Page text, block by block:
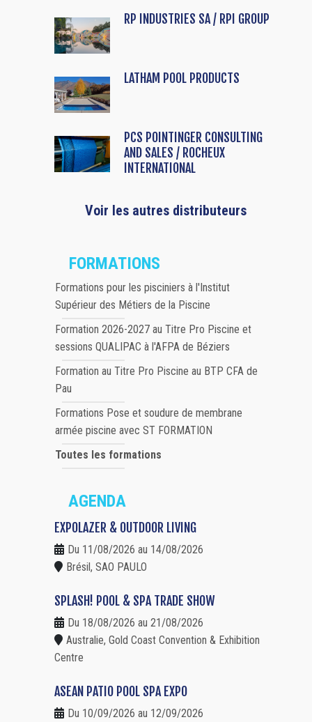
RP INDUSTRIES SA / RPI GROUP
LATHAM POOL PRODUCTS
PCS POINTINGER CONSULTING
AND SALES / ROCHEUX
INTERNATIONAL
Voir les autres distributeurs
FORMATIONS
Formations pour les pisciniers à l'Institut
Supérieur des Métiers de la Piscine
Formation 2026-2027 au Titre Pro Piscine et
sessions QUALIPAC à l'AFPA de Béziers
Formation au Titre Pro Piscine au BTP CFA de
Pau
Formations Pose et soudure de membrane
armée piscine avec ST FORMATION
Toutes les formations
AGENDA
EXPOLAZER & OUTDOOR LIVING
Du 11/08/2026 au 14/08/2026
Brésil, SAO PAULO
SPLASH! POOL & SPA TRADE SHOW
Du 18/08/2026 au 21/08/2026
Australie, Gold Coast Convention & Exhibition
Centre
ASEAN PATIO POOL SPA EXPO
Du 10/09/2026 au 12/09/2026